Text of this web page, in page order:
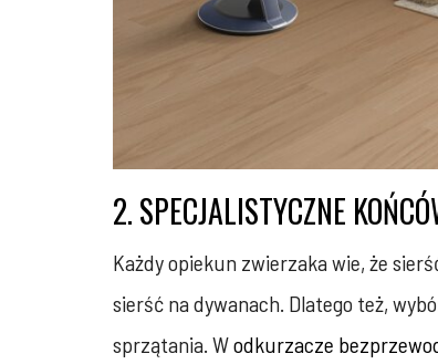
2. SPECJALISTYCZNE
Każdy opiekun zwierzaka wie, że
sierść na dywanach. Dlatego też,
sprzątania. Wodkurzacze